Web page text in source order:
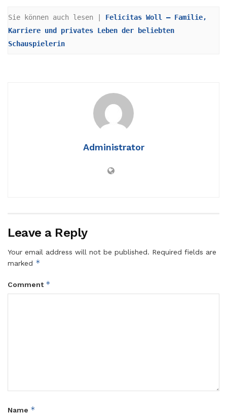
Sie können auch lesen | Felicitas Woll – Familie,
Karriere und privates Leben der beliebten
Schauspielerin
Administrator
Leave a Reply
Your email address will not be published. Required fields are
marked *
Comment *
Name *